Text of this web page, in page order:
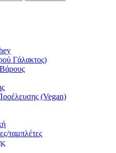
Γάλακτος)
(Vegan)
ταμπλέτες